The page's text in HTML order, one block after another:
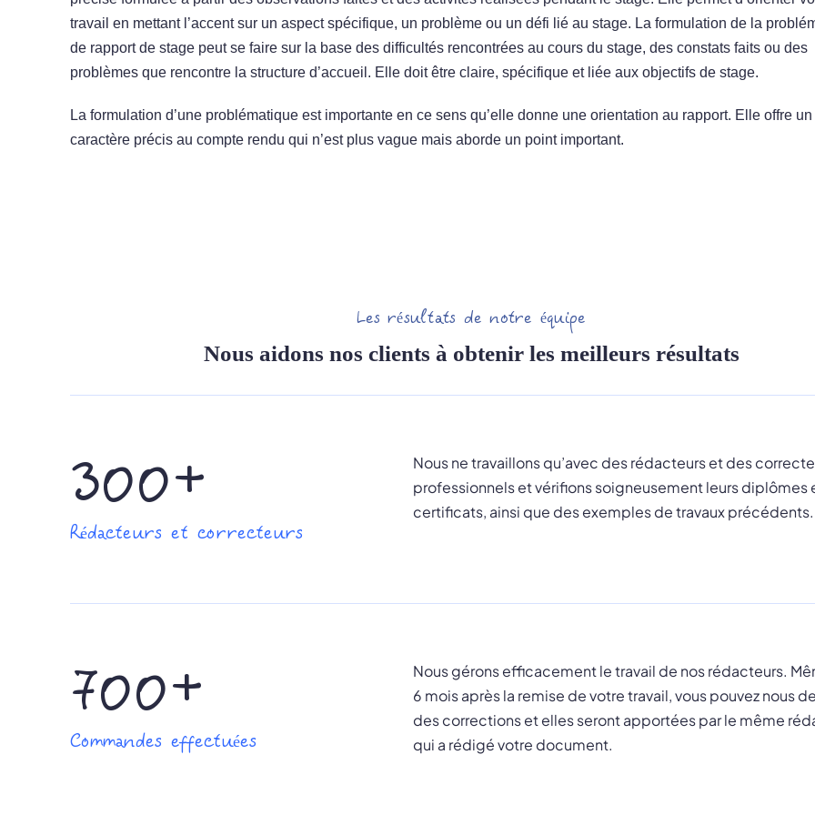
travail en mettant l’accent sur un aspect spécifique, un problème ou un défi lié au stage. La formulation de la
de rapport de stage peut se faire sur la base des difficultés rencontrées au cours du stage, des constats faits ou des
problèmes que rencontre la structure d’accueil. Elle doit être claire, spécifique et liée aux objectifs de stage.
La formulation d’une problématique est importante en ce sens qu’elle donne une orientation au rapport. Elle offre un
caractère précis au compte rendu qui n’est plus vague mais aborde un point important.
Les résultats de notre équipe
Nous aidons nos clients à obtenir les meilleurs résultats
300+
Rédacteurs et correcteurs
Nous ne travaillons qu’avec des rédacteurs et des
professionnels et vérifions soigneusement leurs diplômes
certificats, ainsi que des exemples de travaux précédents.
700+
Commandes effectuées
Nous gérons efficacement le travail de nos rédacteurs.
6 mois après la remise de votre travail, vous pouvez nous
des corrections et elles seront apportées par le même
qui a rédigé votre document.